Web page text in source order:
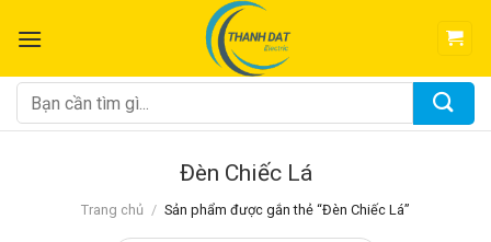
đến
dung
Tìm
kiếm:
Đèn Chiếc Lá
Trang chủ / Sản phẩm được gắn thẻ “Đèn Chiếc Lá”